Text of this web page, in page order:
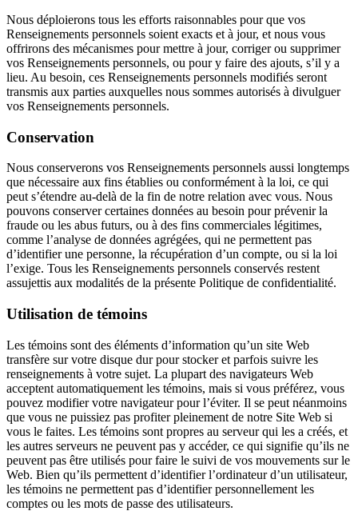
Nous déploierons tous les efforts raisonnables pour que vos
Renseignements personnels soient exacts et à jour, et nous vous
offrirons des mécanismes pour mettre à jour, corriger ou supprimer
vos Renseignements personnels, ou pour y faire des ajouts, s’il y a
lieu. Au besoin, ces Renseignements personnels modifiés seront
transmis aux parties auxquelles nous sommes autorisés à divulguer
vos Renseignements personnels.
Conservation
Nous conserverons vos Renseignements personnels aussi longtemps
que nécessaire aux fins établies ou conformément à la loi, ce qui
peut s’étendre au-delà de la fin de notre relation avec vous. Nous
pouvons conserver certaines données au besoin pour prévenir la
fraude ou les abus futurs, ou à des fins commerciales légitimes,
comme l’analyse de données agrégées, qui ne permettent pas
d’identifier une personne, la récupération d’un compte, ou si la loi
l’exige. Tous les Renseignements personnels conservés restent
assujettis aux modalités de la présente Politique de confidentialité.
Utilisation de témoins
Les témoins sont des éléments d’information qu’un site Web
transfère sur votre disque dur pour stocker et parfois suivre les
renseignements à votre sujet. La plupart des navigateurs Web
acceptent automatiquement les témoins, mais si vous préférez, vous
pouvez modifier votre navigateur pour l’éviter. Il se peut néanmoins
que vous ne puissiez pas profiter pleinement de notre Site Web si
vous le faites. Les témoins sont propres au serveur qui les a créés, et
les autres serveurs ne peuvent pas y accéder, ce qui signifie qu’ils ne
peuvent pas être utilisés pour faire le suivi de vos mouvements sur le
Web. Bien qu’ils permettent d’identifier l’ordinateur d’un utilisateur,
les témoins ne permettent pas d’identifier personnellement les
comptes ou les mots de passe des utilisateurs.